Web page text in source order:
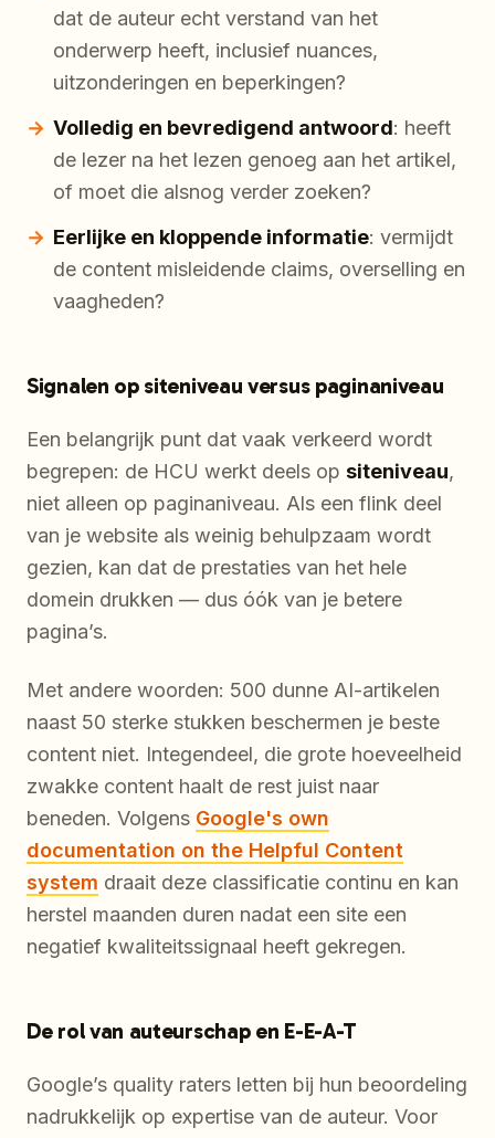
dat de auteur echt verstand van het
onderwerp heeft, inclusief nuances,
uitzonderingen en beperkingen?
Volledig en bevredigend antwoord: heeft
de lezer na het lezen genoeg aan het artikel,
of moet die alsnog verder zoeken?
Eerlijke en kloppende informatie: vermijdt
de content misleidende claims, overselling en
vaagheden?
Signalen op siteniveau versus paginaniveau
Een belangrijk punt dat vaak verkeerd wordt
begrepen: de HCU werkt deels op siteniveau,
niet alleen op paginaniveau. Als een flink deel
van je website als weinig behulpzaam wordt
gezien, kan dat de prestaties van het hele
domein drukken — dus óók van je betere
pagina’s.
Met andere woorden: 500 dunne AI-artikelen
naast 50 sterke stukken beschermen je beste
content niet. Integendeel, die grote hoeveelheid
zwakke content haalt de rest juist naar
beneden. Volgens Google's own
documentation on the Helpful Content
system draait deze classificatie continu en kan
herstel maanden duren nadat een site een
negatief kwaliteitssignaal heeft gekregen.
De rol van auteurschap en E-E-A-T
Google’s quality raters letten bij hun beoordeling
nadrukkelijk op expertise van de auteur. Voor